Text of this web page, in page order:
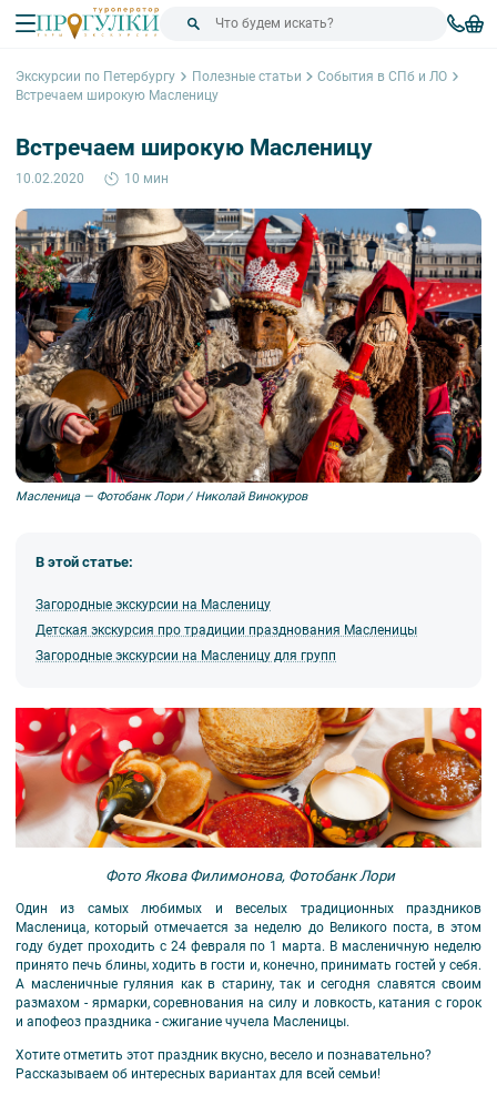
Экскурсии по Петербургу Полезные статьи
События в СПб и ЛО
Встречаем широкую Масленицу
Встречаем широкую Масленицу
10.02.2020 10 мин
Масленица — Фотобанк Лори / Николай Винокуров
В этой статье:
Загородные экскурсии на Масленицу
Детская экскурсия про традиции празднования Масленицы
Загородные экскурсии на Масленицу для групп
Фото Якова Филимонова, Фотобанк Лори
Один из самых любимых и веселых традиционных праздников
Масленица, который отмечается за неделю до Великого поста, в этом
году будет проходить с 24 февраля по 1 марта. В масленичную неделю
принято печь блины, ходить в гости и, конечно, принимать гостей у себя.
А масленичные гуляния как в старину, так и сегодня славятся своим
размахом - ярмарки, соревнования на силу и ловкость, катания с горок
и апофеоз праздника - сжигание чучела Масленицы.
Хотите отметить этот праздник вкусно, весело и познавательно?
Рассказываем об интересных вариантах для всей семьи!